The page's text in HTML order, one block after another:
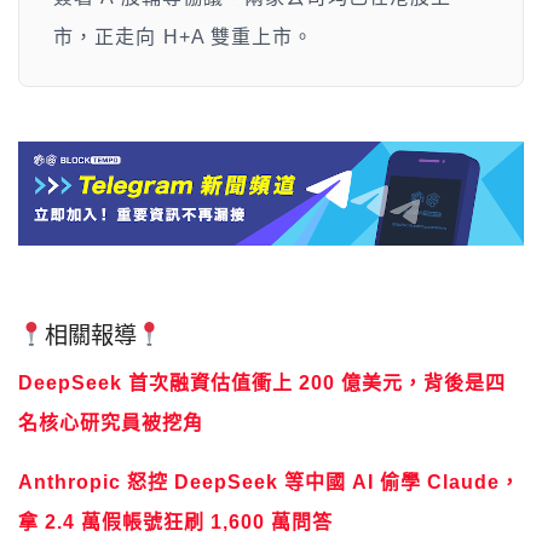
市，正走向 H+A 雙重上市。
相關報導
DeepSeek 首次融資估值衝上 200 億美元，背後是四
名核心研究員被挖角
Anthropic 怒控 DeepSeek 等中國 AI 偷學 Claude，
拿 2.4 萬假帳號狂刷 1,600 萬問答